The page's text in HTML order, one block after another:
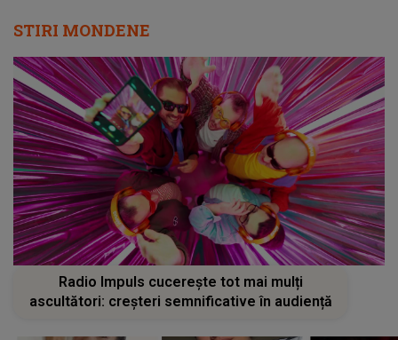
STIRI MONDENE
Radio Impuls cucerește tot mai mulți
ascultători: creșteri semnificative în audiență